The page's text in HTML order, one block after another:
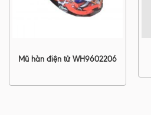
Mũ hàn điện tử WH9602206